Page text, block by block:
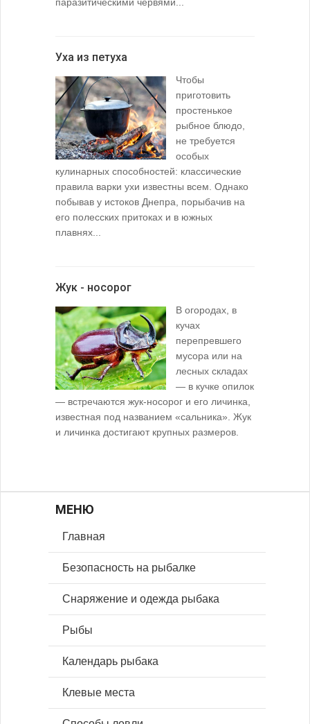
Уха из петуха
Чтобы
приготовить
простенькое
рыбное блюдо,
не требуется
особых
кулинарных способностей: классические
правила варки ухи известны всем. Однако
побывав у истоков Днепра, порыбачив на
его полесских притоках и в южных
плавнях...
Жук - носорог
В огородах, в
кучах
перепревшего
мусора или на
лесных складах
— в кучке опилок
— встречаются жук-носорог и его личинка,
известная под названием «сальника». Жук
и личинка достигают крупных размеров.
МЕНЮ
Главная
Безопасность на рыбалке
Снаряжение и одежда рыбака
Рыбы
Календарь рыбака
Клевые места